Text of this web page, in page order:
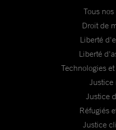
Tous
Droit de
Liberté
Liberté
Technologies
Justice
Justice
Réfugiés
Justice